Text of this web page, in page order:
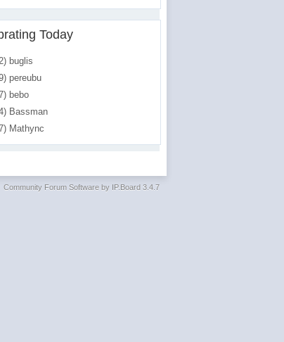
Today
buglis
pereubu
bebo
Bassman
Mathync
Community Forum Software by IP.Board 3.4.7